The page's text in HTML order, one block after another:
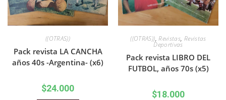
((OTRAS))
Pack revista LA CANCHA
años 40s -Argentina- (x6)
$24.000
((OTRAS)),Revistas, Revistas
Deportivas
Pack revista LIBRO DEL
FUTBOL, años 70s (x5)
$18.000